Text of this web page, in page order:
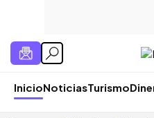
InicioNoticiasTurismo